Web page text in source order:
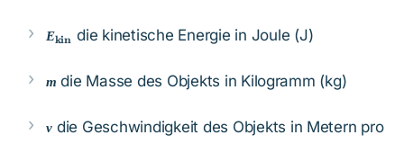
E_{\text{kin}}
Ekin die kinetische Energie in Joule (J)
m die Masse des Objekts in Kilogramm (kg)
v die Geschwindigkeit des Objekts in Metern pro